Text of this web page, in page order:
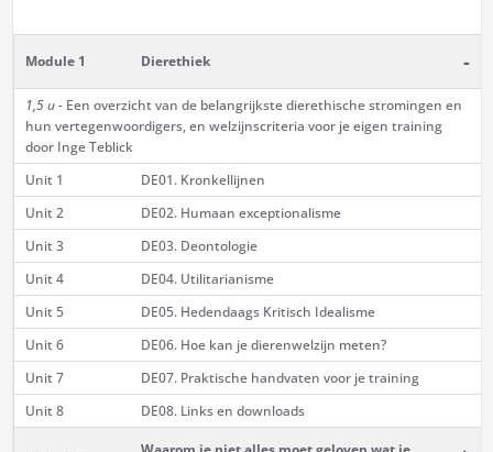
Module 1 Dierethiek -
1,5 u -Een overzicht van de belangrijkste dierethische stromingen en
hun vertegenwoordigers, en welzijnscriteria voor je eigen training
door Inge Teblick
Unit 1
DE01. Kronkellijnen
Unit 2
DE02. Humaan exceptionalisme
Unit 3
DE03. Deontologie
Unit 4
DE04. Utilitarianisme
Unit 5
DE05. Hedendaags Kritisch Idealisme
Unit 6
DE06. Hoe kan je dierenwelzijn meten?
Unit 7
DE07. Praktische handvaten voor je training
Unit 8
DE08. Links en downloads